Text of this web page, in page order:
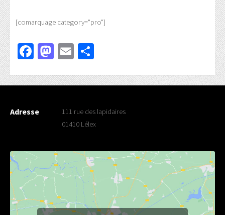
[comarquage category="pro"]
Facebook
Mastodon
Email
Adresse
111 rue des lapidaires
01410 Lélex